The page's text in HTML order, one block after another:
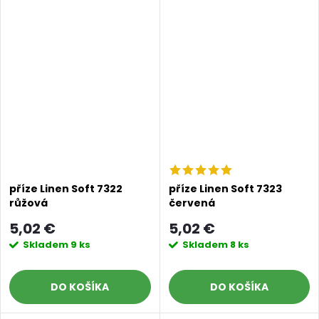
příze Linen Soft 7322
růžová
5,02 €
Skladem 9 ks
DO KOŠÍKA
příze Linen Soft 7323
červená
5,02 €
Skladem 8 ks
DO KOŠÍKA